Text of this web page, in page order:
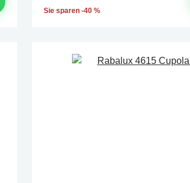
Sie sparen -40 %